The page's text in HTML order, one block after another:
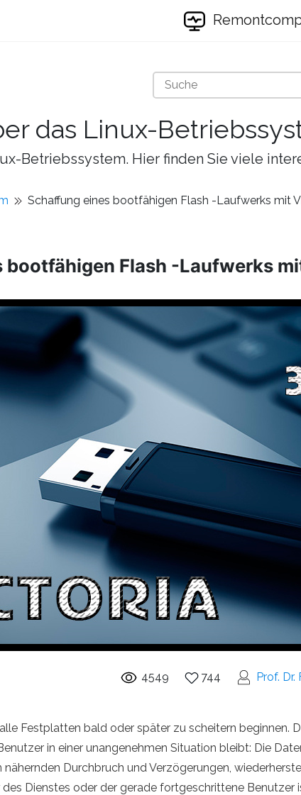
das Linux-
Betriebssystem. Hier finden Sie viele
Schaffung eines bootfähigen Flash -Laufwerks mit
bootfähigen Flash -Laufwerks
4549 744 Prof. Dr.
Festplatten bald oder später zu scheitern
in einer unangenehmen Situation bleibt: Die
nähernden Durchbruch und Verzögerungen,
des Dienstes oder der gerade fortgeschrittene